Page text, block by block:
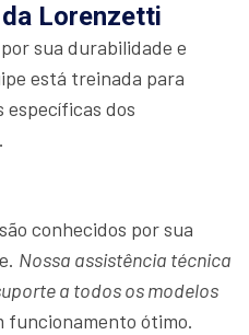
Lorenzetti
sua durabilidade e
está treinada para
específicas dos
conhecidos por sua
Nossa assistência técnica
a todos os modelos
funcionamento ótimo.